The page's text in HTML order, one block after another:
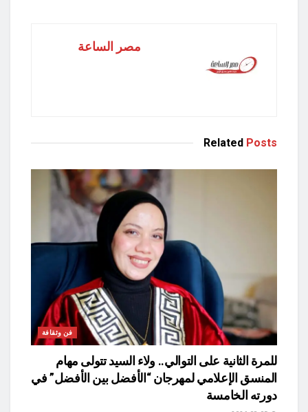
مصر الساعة
Related Posts
فن وثقافة
للمرة الثانية على التوالي.. ولاء السيد تتولى مهام
المنسق الإعلامي لمهرجان “الأفضل بين الأفضل” في
دورته الخامسة